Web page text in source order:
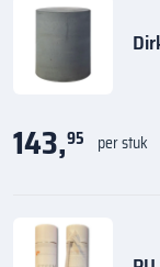
143,95 per stuk